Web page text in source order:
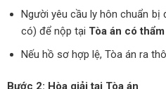
Người yêu cầu ly hôn chuẩn
có) để nộp tại Tòa án có
Nếu hồ sơ hợp lệ, Tòa án ra
Bước 2: Hòa giải tại Tòa án